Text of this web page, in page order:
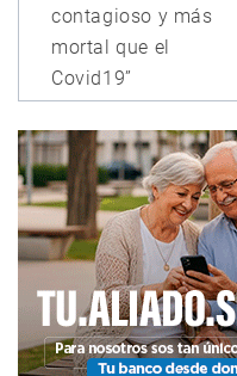
contagioso y más
mortal que el
Covid19”